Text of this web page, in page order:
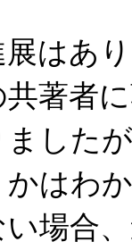
展はあ
共著者
ました
かはわ
い場合